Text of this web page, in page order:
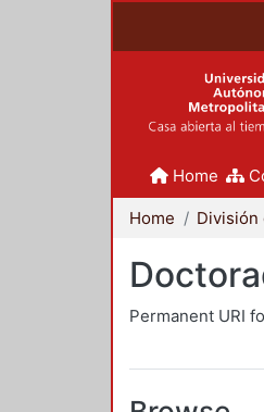
Home
Home
Permanent URI